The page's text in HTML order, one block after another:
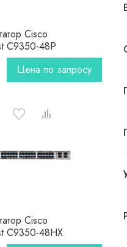
Cisco
C9350-48P
Цена по запросу
Cisco
C9350-48HX